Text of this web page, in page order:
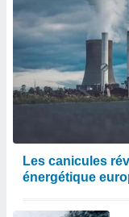
Les canicules
énergétique